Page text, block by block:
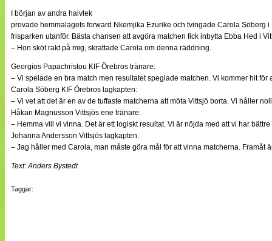
Annonsera
Statistik
Tipsa Damfotboll
Kontakt
I början av andra halvlek
provade hemmalagets forward Nkemjika Ezurike och tvingade Carola Söberg
frisparken utanför. Bästa chansen att avgöra matchen fick inbytta Ebba Hed i
– Hon sköt rakt på mig, skrattade Carola om denna räddning.
Georgios Papachristou KIF Örebros tränare:
– Vi spelade en bra match men resultatet speglade matchen. Vi kommer hit
Carola Söberg KIF Örebros lagkapten:
– Vi vet att det är en av de tuffaste matcherna att möta Vittsjö borta. Vi håller
Håkan Magnusson Vittsjös ene tränare:
– Hemma vill vi vinna. Det är ett logiskt resultat. Vi är nöjda med att vi har
Johanna Andersson Vittsjös lagkapten:
– Jag håller med Carola, man måste göra mål för att vinna matcherna. Framåt
Text: Anders Bystedt
Taggar: